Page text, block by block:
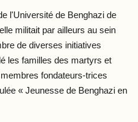
l'Université de Benghazi de
militait par ailleurs au sein
de diverses initiatives
les familles des martyrs et
fondateurs-trices
« Jeunesse de Benghazi en